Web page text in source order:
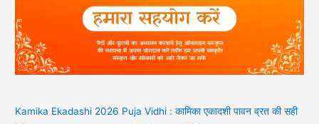
Kamika Ekadashi 2026 Puja Vidhi : कामिका एकादशी पावन व्रत की सही